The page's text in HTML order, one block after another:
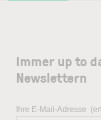
Immer up to
Newslettern
Ihre E-Mail-Adresse